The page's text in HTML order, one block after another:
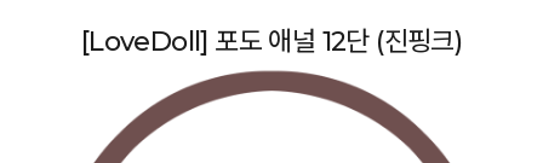
[LoveDoll] 포도 애널 12단 (진핑크)